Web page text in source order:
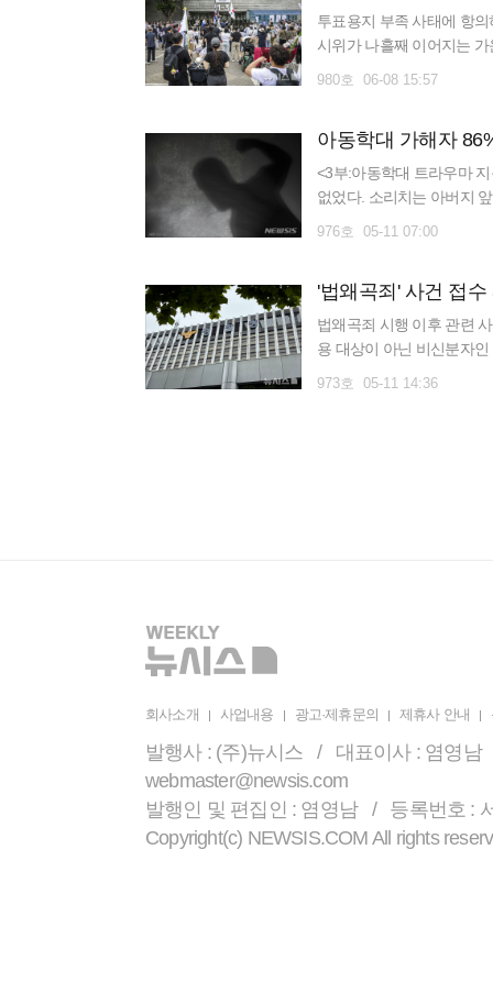
투표용지 부족 사태에 항
시위가 나흘째 이어지는
980호 06-08 15:57
<3부:아동학대 트라우마
없었다. 소리치는 아버지
976호 05-11 07:00
'법왜곡죄' 사건 접
법왜곡죄 시행 이후 관련
용 대상이 아닌 비신분자
973호 05-11 14:36
회사소개 사업내용 광고·제휴문의 제휴사 안내
발행사 : (주)뉴시스 / 대표이사 : 염영
webmaster@newsis.com
발행인 및 편집인 : 염영남 / 등록번호 :
Copyright(c) NEWSIS.COM All rights